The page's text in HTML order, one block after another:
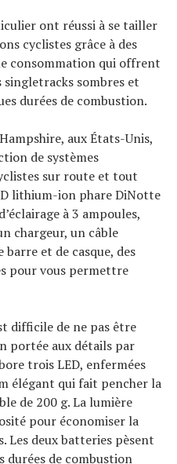
ont réussi à se tailler
cyclistes grâce à des
consommation qui offrent
sombres et
durées de combustion.
aux États-Unis,
de systèmes
sur route et tout
lithium-ion phare DiNotte
à 3 ampoules,
chargeur, un câble
barre et de casque, des
pour vous permettre
difficile de ne pas être
portée aux détails par
trois LED, enfermées
élégant qui fait pencher la
de 200 g. La lumière
pour économiser la
Les deux batteries pèsent
durées de combustion